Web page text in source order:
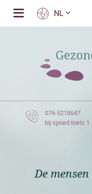
NL
076-5218647
bij spoed toets 1
De mensen